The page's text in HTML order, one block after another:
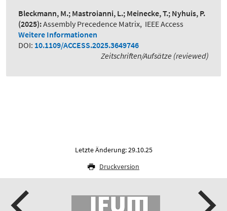
Bleckmann, M.; Mastroianni, L.; Meinecke, T.; Nyhuis, P.
(2025):Assembly Precedence Matrix, IEEE Access
Weitere Informationen
DOI: 10.1109/ACCESS.2025.3649746
Zeitschriften/Aufsätze (reviewed)
Letzte Änderung: 29.10.25
Druckversion